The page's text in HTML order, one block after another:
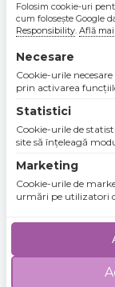
©
Toate preturile
sunt valabile in
Folosim cookie-uri
cum folosește Google
Responsibility. Află
Necesare
Cookie-urile
prin activarea
Site-ul nu poate
cookie-uri.
Statistici
Cookie-urile de
site să înţeleagă
raportarea
Marketing
Cookie-urile de
urmări pe utilizatori
utilizatorii individuali,
pentru agenţiile de